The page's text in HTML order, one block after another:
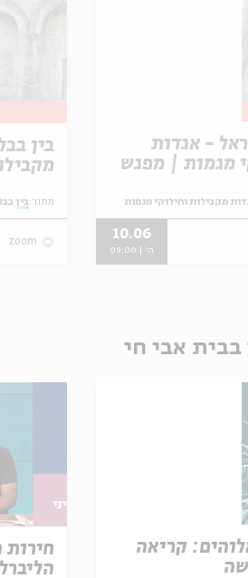
- אגדות
מגמות | מפגש
מקבילות וחילוקי מגמות
10.06
ה' | 09:00
בין
מתוך: בין
zoom
בבית אבי חי
קריאה